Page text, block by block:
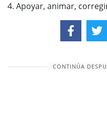
4. Apoyar, animar,
CONTINÚA